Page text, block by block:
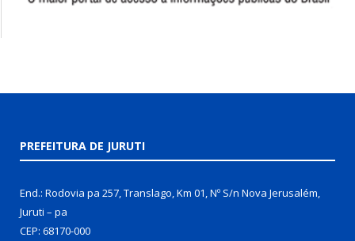
PREFEITURA DE JURUTI
End.: Rodovia pa 257, Translago, Km 01, Nº S/n Nova Jerusalém,
Juruti – pa
CEP: 68170-000